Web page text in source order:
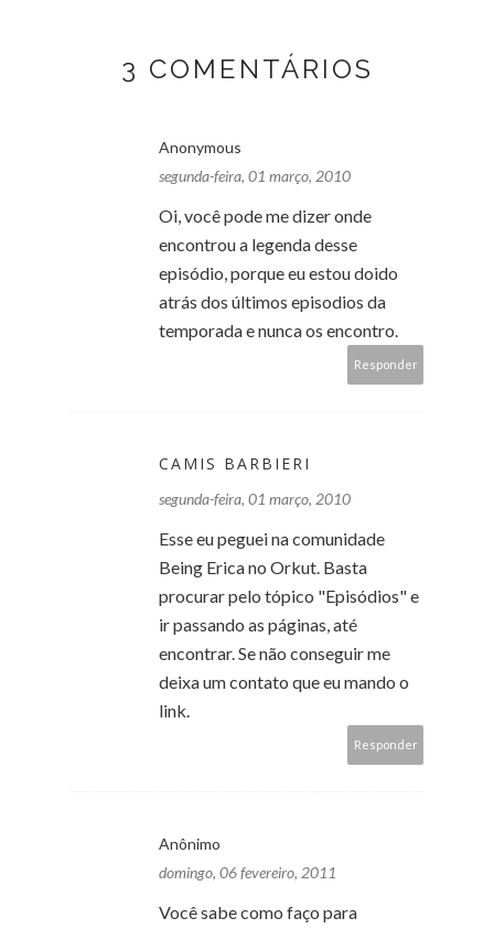
3 COMENTÁRIOS
Anonymous
segunda-feira, 01 março, 2010
Oi, você pode me dizer onde
encontrou a legenda desse
episódio, porque eu estou doido
atrás dos últimos episodios da
temporada e nunca os encontro.
Responder
CAMIS BARBIERI
segunda-feira, 01 março, 2010
Esse eu peguei na comunidade
Being Erica no Orkut. Basta
procurar pelo tópico "Episódios" e
ir passando as páginas, até
encontrar. Se não conseguir me
deixa um contato que eu mando o
link.
Responder
Anônimo
domingo, 06 fevereiro, 2011
Você sabe como faço para